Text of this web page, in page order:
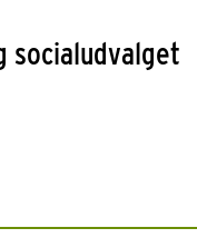
socialudvalget